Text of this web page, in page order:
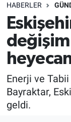
HABERLER
Enerji ve
Bayraktar,
geldi.
Gündem
Türkiye
Dünya
Sağlık
Eskişehir
Röportaj
Ekonomi
Süper Lig
Tüm
Son Dakika
Haber